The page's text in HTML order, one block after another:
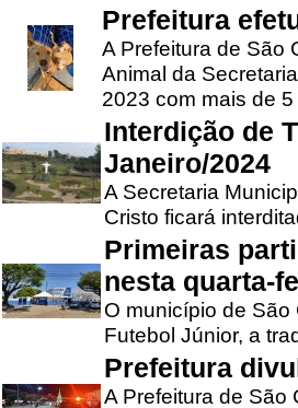
Prefeitura
A Prefeitura de São
Animal da
2023 com mais de 5
Interdição de
Janeiro/2024
A Secretaria
Cristo ficará
Primeiras
nesta quarta-
O município de
Futebol Júnior, a
Prefeitura
A Prefeitura de São